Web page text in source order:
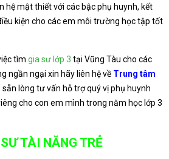
hệ mật thiết với các bậc phụ huynh, kết
kiện cho các em môi trường học tập tốt
tìm gia sư lớp 3 tại Vũng Tàu cho các
ngần ngại xin hãy liên hệ về Trung tâm
sẵn lòng tư vấn hỗ trợ quý vị phụ huynh
cho con em mình trong năm học lớp 3
TÀI NĂNG TRẺ